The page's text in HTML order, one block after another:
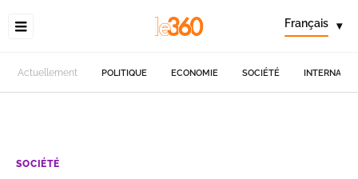
Français ▾
Actuellement POLITIQUE ECONOMIE SOCIÉTÉ
SOCIÉTÉ